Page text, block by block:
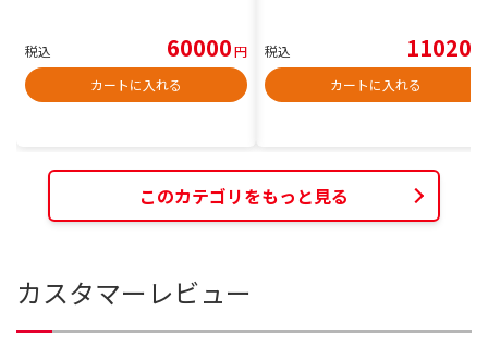
税込 60000円
カートに入れる
税込 11020
カートに入れる
このカテゴリをもっと見る
カスタマーレビュー